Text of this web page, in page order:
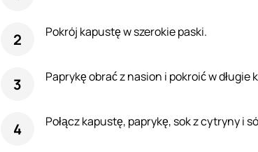
Pokrój kapustę w szerokie paski.
Paprykę obrać z nasion i pokroić w długie
Połącz kapustę, paprykę, sok z cytryny i